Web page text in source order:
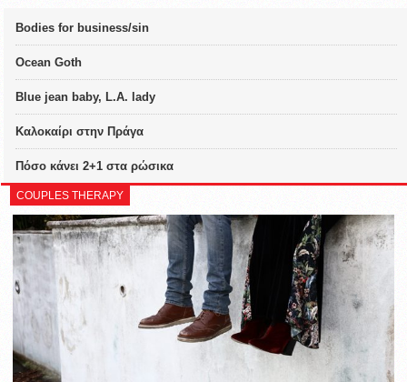
Bodies for business/sin
Ocean Goth
Blue jean baby, L.A. lady
Καλοκαίρι στην Πράγα
Πόσο κάνει 2+1 στα ρώσικα
COUPLES THERAPY